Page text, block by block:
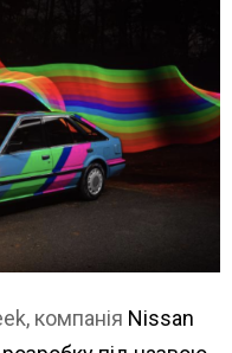
компанія Nissan